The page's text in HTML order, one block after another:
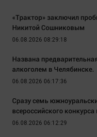
«Трактор» заключил
Никитой Сошниковым
06.08.2026 08:29:18
Названа
алкоголем в Челябинске.
06.08.2026 06:17:36
Сразу семь
всероссийского конкурса
06.08.2026 06:12:29